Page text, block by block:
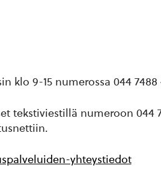
klo 9-15 numerossa 044 7488
tekstiviestillä numeroon 044
yhteystiedot